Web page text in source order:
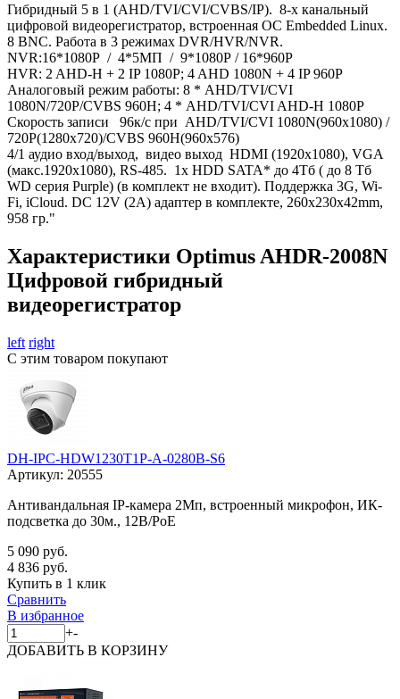
Гибридный 5 в 1 (AHD/TVI/CVI/CVBS/IP). 8-х канальный
цифровой видеорегистратор, встроенная ОС Embedded Linux.
8 BNC. Работа в 3 режимах DVR/HVR/NVR.
NVR:16*1080Р / 4*5МП / 9*1080Р / 16*960P
HVR: 2 AHD-H + 2 IP 1080P; 4 AHD 1080N + 4 IP 960P
Аналоговый режим работы: 8 * AHD/TVI/CVI
1080N/720P/CVBS 960Н; 4 * AHD/TVI/CVI AHD-H 1080P
Скорость записи 96к/с при AHD/TVI/CVI 1080N(960x1080) /
720P(1280x720)/CVBS 960Н(960x576)
4/1 аудио вход/выход, видео выход HDMI (1920х1080), VGA
(макс.1920х1080), RS-485. 1х HDD SATA* до 4Тб ( до 8 Тб
WD серия Purple) (в комплект не входит). Поддержка 3G, Wi-
Fi, iCloud. DC 12V (2A) адаптер в комплекте, 260х230х42mm,
958 гр."
Характеристики Optimus AHDR-2008N
Цифровой гибридный
видеорегистратор
left right
С этим товаром покупают
DH-IPC-HDW1230T1P-A-0280B-S6
Артикул: 20555
Антивандальная IP-камера 2Мп, встроенный микрофон, ИК-
подсветка до 30м., 12В/PoE
5 090 руб.
4 836 руб.
Купить в 1 клик
Сравнить
В избранное
+-
ДОБАВИТЬ В КОРЗИНУ